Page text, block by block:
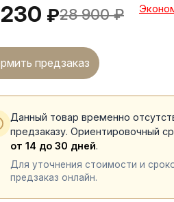
₽28 900 ₽
предзаказ
Данный товар временно
предзаказу. Ориентировочный
от 14 до 30 дней.
Для уточнения стоимости и
предзаказ онлайн.